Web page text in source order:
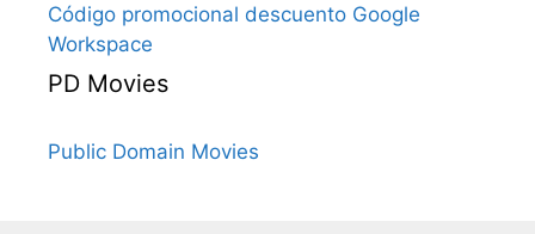
Código promocional descuento Google
Workspace
PD Movies
Public Domain Movies